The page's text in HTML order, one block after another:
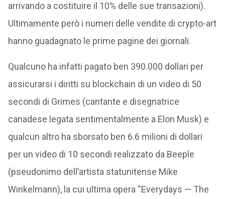
arrivando a costituire il 10% delle sue transazioni).
Ultimamente però i numeri delle vendite di crypto-art
hanno guadagnato le prime pagine dei giornali.
Qualcuno ha infatti pagato ben 390.000 dollari per
assicurarsi i diritti su blockchain di un video di 50
secondi di Grimes (cantante e disegnatrice
canadese legata sentimentalmente a Elon Musk) e
qualcun altro ha sborsato ben 6.6 milioni di dollari
per un video di 10 secondi realizzato da Beeple
(pseudonimo dell’artista statunitense Mike
Winkelmann), la cui ultima opera “Everydays — The